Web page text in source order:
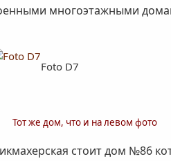
многоэтажными
Foto D7
Тот же дом, что и на левом фото
стоит дом №86